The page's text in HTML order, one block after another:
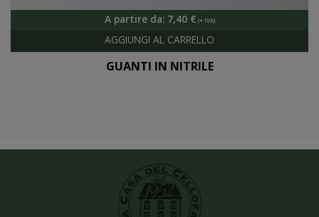
A partire da: 7,40 €
GUANTI IN NITRILE